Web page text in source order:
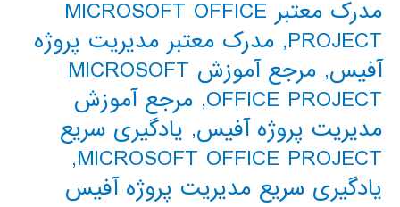
مدرک معتبر MICROSOFT OFFICE
PROJECT
, مدرک معتبر مدیریت پروژه
آفیس,
مرجع آموزش MICROSOFT
OFFICE PROJECT
, مرجع آموزش
مدیریت پروژه آفیس, یادگیری سریع
MICROSOFT OFFICE PROJECT
,
یادگیری سریع مدیریت پروژه آفیس